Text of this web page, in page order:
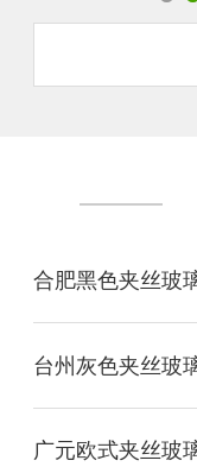
合肥黑色夹丝玻
台州灰色夹丝玻
广元欧式夹丝玻